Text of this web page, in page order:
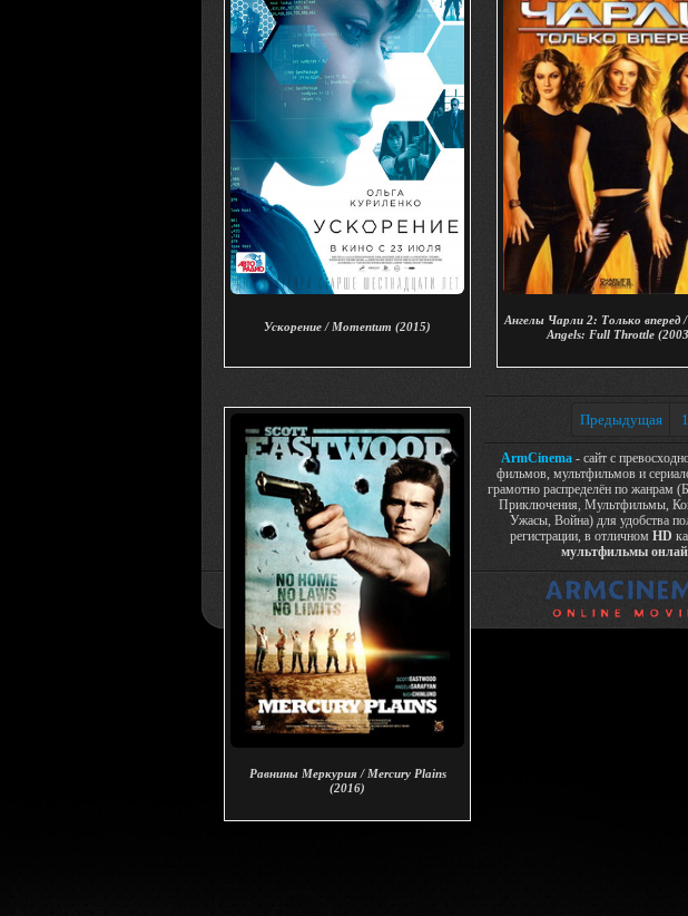
Ускорение / Momentum (2015)
Ангелы Чарли 2: Только вперед
Angels: Full Throttle
Равнины Меркурия / Mercury Plains
(2016)
Предыдущая 1
ArmCinema - сайт с
фильмов, мультфильмов и
грамотно распределён по жанрам
Приключения, Мультфильмы,
Ужасы, Война) для удобства
регистрации, в отличном HD
мультфильмы